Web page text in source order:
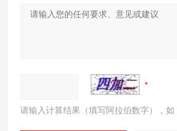
请输入计算结果（填写阿拉伯数字），如